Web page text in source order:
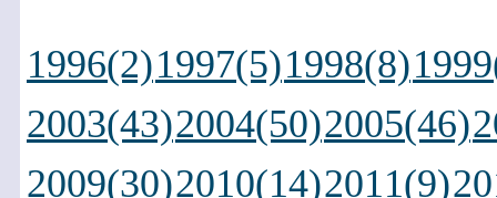
1996(2)1997(5)1998(8)
2003(43)2004(50)2005(46)
2009(30)2010(14)2011(9)